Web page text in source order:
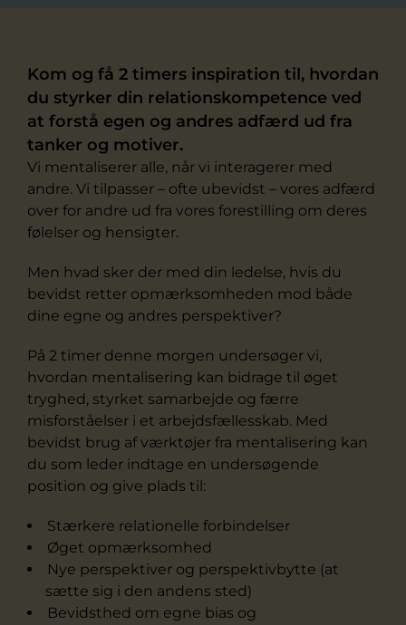
Kom og få 2 timers inspiration til, hvordan
du styrker din relationskompetence ved
at forstå egen og andres adfærd ud fra
tanker og motiver.
Vi mentaliserer alle, når vi interagerer med
andre. Vi tilpasser – ofte ubevidst – vores adfærd
over for andre ud fra vores forestilling om deres
følelser og hensigter.
Men hvad sker der med din ledelse, hvis du
bevidst retter opmærksomheden mod både
dine egne og andres perspektiver?
På 2 timer denne morgen undersøger vi,
hvordan mentalisering kan bidrage til øget
tryghed, styrket samarbejde og færre
misforståelser i et arbejdsfællesskab. Med
bevidst brug af værktøjer fra mentalisering kan
du som leder indtage en undersøgende
position og give plads til:
Stærkere relationelle forbindelser
Øget opmærksomhed
Nye perspektiver og perspektivbytte (at
sætte sig i den andens sted)
Bevidsthed om egne bias og